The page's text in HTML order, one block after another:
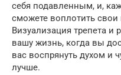
себя подавленным, и,
сможете воплотить
Визуализация трепета и
вашу жизнь, когда вы
вас воспрянуть духом и
лучше.